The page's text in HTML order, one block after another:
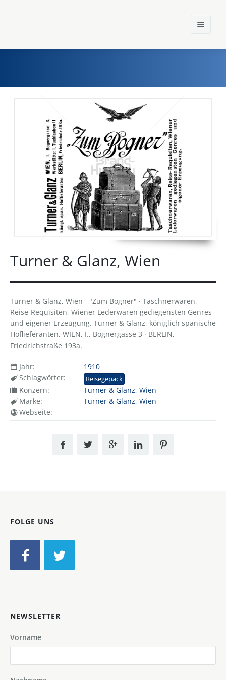
Home
Einst und Heute
Turner & Glanz, Wien
Turner & Glanz, Wien - "Zum Bogner" · Taschnerwaren,
Reise-Requisiten, Wiener Lederwaren gediegensten Genres
und eigener Erzeugung. Turner & Glanz, königlich spanische
Hoflieferanten, WIEN, I., Bognergasse 3 · BERLIN,
Friedrichstraße 193a.
Jahr:
1910
Schlagwörter:
Reisegepäck
Konzern:
Turner & Glanz, Wien
Marke:
Turner & Glanz, Wien
Webseite:
FOLGE UNS
NEWSLETTER
Vorname